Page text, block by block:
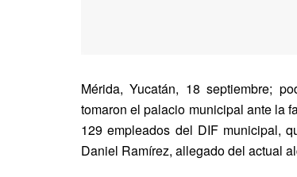
Mérida, Yucatán, 18 septiembre;
tomaron el palacio municipal ante la
129 empleados del DIF municipal,
Daniel Ramírez, allegado del actual